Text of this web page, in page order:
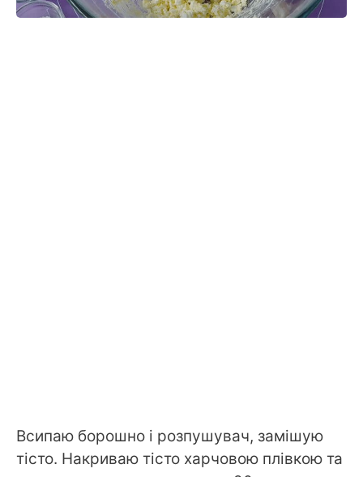
Всипаю борошно і розпушувач, замішую
тісто. Накриваю тісто харчовою плівкою та